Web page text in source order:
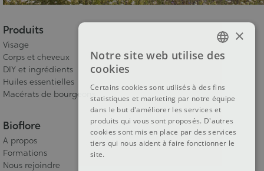
Produits
Visage
Corps et cheveux
DIY et ingrédients
Huiles essentielles
Macérats de bourgeons
Bioflore
A propos
Formations
Nous rejoindre
FRENCH
ENGLISH
×
Notre site web utilise des
cookies
Certains cookies sont utilisés à des fins
statistiques et marketing par notre équipe
dans le but d'améliorer les services et
produits qui vous sont proposés. D'autres
cookies sont mis en place par des services
tiers qui nous aident à faire fonctionner le
site.